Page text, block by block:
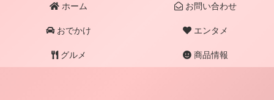
ホーム お問い合わせ
おでかけ エンタメ
グルメ 商品情報